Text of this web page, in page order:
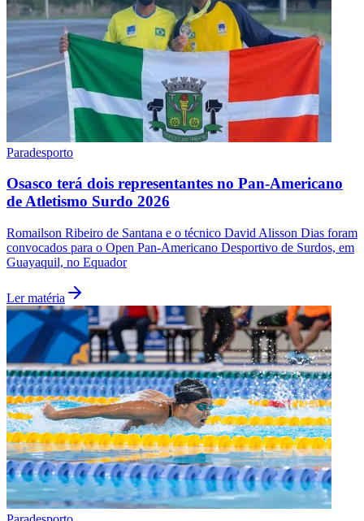
Flamengo
Paradesporto
Osasco terá dois representantes no Pan-Americano
de Atletismo Surdo 2026
Romailson Ribeiro de Santana e o técnico David Alisson Dias foram
convocados para o Open Pan-Americano Desportivo de Surdos, em
Guayaquil, no Equador
Ler matéria